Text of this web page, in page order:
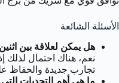
الأسئلة الشائعة
هل يمكن لعلاقة بين
نعم، هناك احتمال لذلك
تجارب جديدة والحفاظ
ما هي أهم التحديات التي